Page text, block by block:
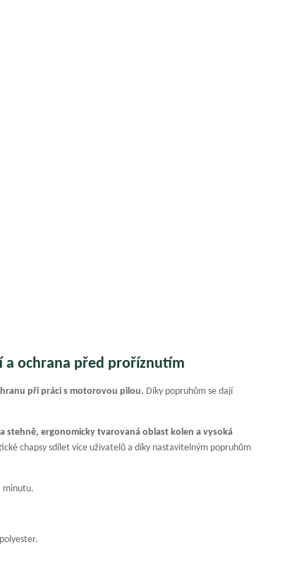
a ochrana před proříznutím
při práci s motorovou pilou. Díky popruhům se dají
stehně, ergonomicky tvarovaná oblast kolen a vysoká
chapsy sdílet více uživatelů a díky nastavitelným popruhům
minutu.